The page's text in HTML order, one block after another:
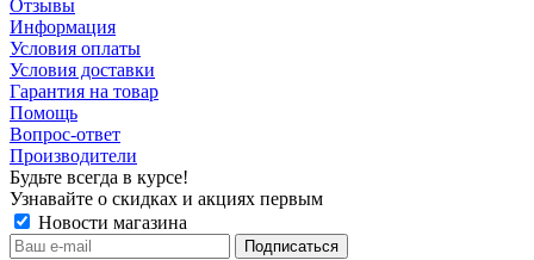
Отзывы
Информация
Условия оплаты
Условия доставки
Гарантия на товар
Помощь
Вопрос-ответ
Производители
Будьте всегда в курсе!
Узнавайте о скидках и акциях первым
Новости магазина